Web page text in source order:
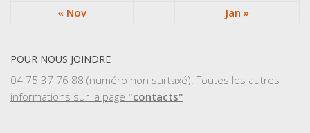
« Nov
Jan »
POUR NOUS JOINDRE
04 75 37 76 88 (numéro non surtaxé).Toutes les autres
informations sur la page "contacts"